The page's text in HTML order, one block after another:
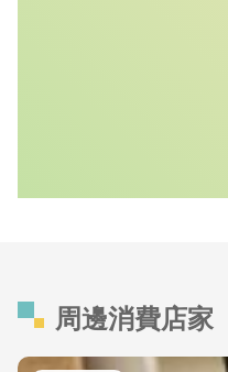
周邊消費店家